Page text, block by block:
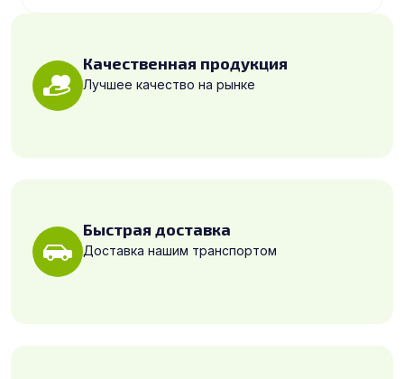
Качественная продукция
Лучшее качество на рынке
Быстрая доставка
Доставка нашим транспортом